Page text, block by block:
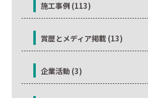
施工事例 (113)
賞歴とメディア掲載 (13)
企業活動 (3)